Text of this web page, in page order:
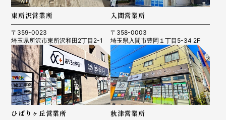
東所沢営業所
〒359-0023
埼玉県所沢市東所沢和田2丁目2-1
入間営業所
〒358-0003
埼玉県入間市豊岡１丁目5-34 2F
ひばりヶ丘営業所 秋津営業所